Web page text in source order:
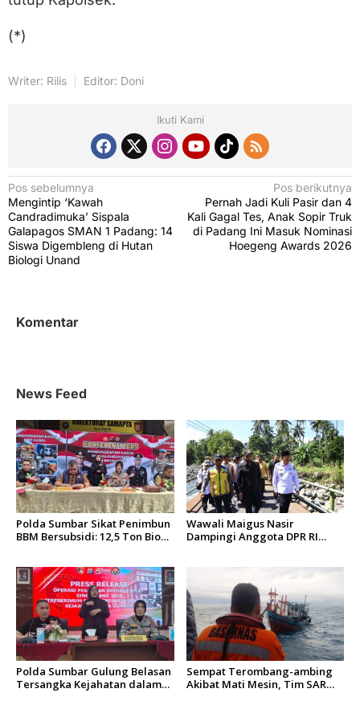
(*)
Writer: Rilis Editor: Doni
Ikuti Kami
N
a
v
i
s
o
s
Pos sebelumnya
Mengintip ‘Kawah
Candradimuka’ Sispala
Galapagos SMAN 1 Padang: 14
Siswa Digembleng di Hutan
Biologi Unand
Pos berikutnya
Pernah Jadi Kuli Pasir dan 4
Kali Gagal Tes, Anak Sopir Truk
di Padang Ini Masuk Nominasi
Hoegeng Awards 2026
Komentar
News Feed
Polda Sumbar Sikat Penimbun
BBM Bersubsidi: 12,5 Ton Bio
Wawali Maigus Nasir
Dampingi Anggota DPR RI
Pascabanjir di Pauh
Polda Sumbar Gulung Belasan
Tersangka Kejahatan dalam
Sempat Terombang-ambing
Akibat Mati Mesin, Tim SAR